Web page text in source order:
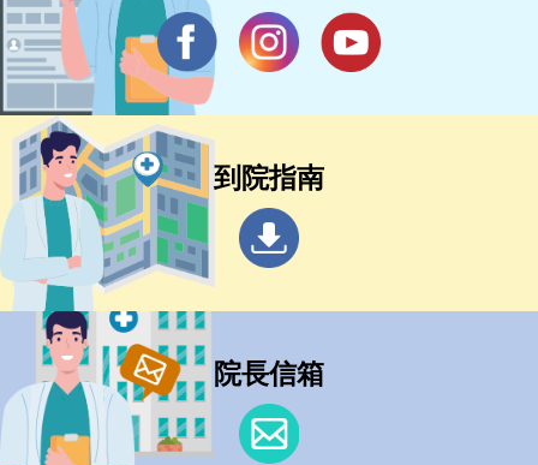
到院指南
院長信箱